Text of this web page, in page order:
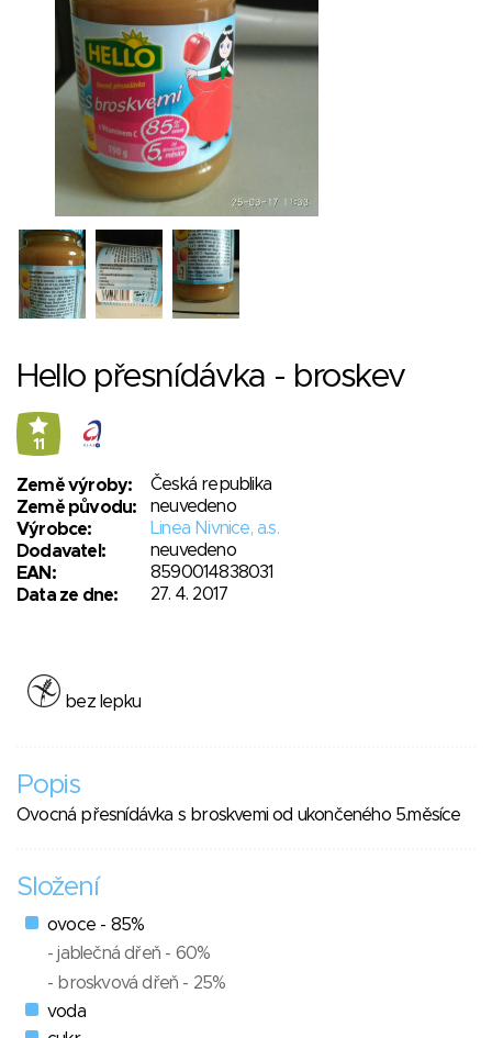
Hello přesnídávka - broskev
11
Země výroby:
Česká republika
Země původu:
neuvedeno
Výrobce:
Linea Nivnice, a.s.
Dodavatel:
neuvedeno
EAN:
8590014838031
Data ze dne:
27. 4. 2017
bez lepku
Popis
Ovocná přesnídávka s broskvemi od ukončeného 5.měsíce
Složení
ovoce - 85%
- jablečná dřeň - 60%
- broskvová dřeň - 25%
voda